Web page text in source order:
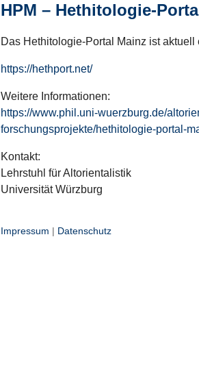
HPM – Hethitologie-
Das Hethitologie-Portal Mainz ist aktuell
https://hethport.net/
Weitere Informationen:
https://www.phil.uni-wuerzburg.de/
forschungsprojekte/hethitologie-portal-
Kontakt:
Lehrstuhl für Altorientalistik
Universität Würzburg
Impressum | Datenschutz